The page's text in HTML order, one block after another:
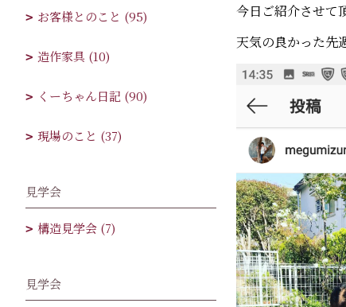
今日ご紹介させて
天気の良かった先
お客様とのこと (95)
造作家具 (10)
くーちゃん日記 (90)
現場のこと (37)
見学会
構造見学会 (7)
見学会